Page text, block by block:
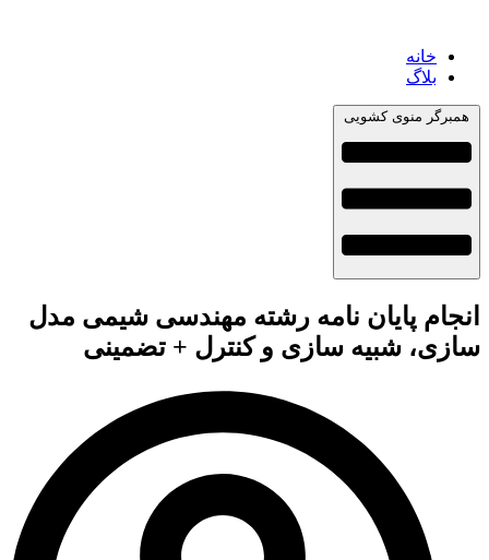
خانه
بلاگ
همبرگر منوی کشویی
انجام پایان نامه رشته مهندسی شیمی مدل
سازی، شبیه سازی و کنترل + تضمینی